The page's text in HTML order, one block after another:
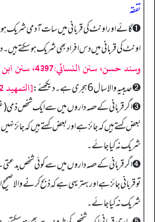
تفقه
➊ گائے اور اونٹ کی قربانی میں سات آدمی شریک
اونٹ کی قربانی میں دس افراد بھی شریک ہو سکتے ہیں۔
وسند حسن، سنن النسائي:4397، سنن ابن ماجه: 3131]
➋ حدیبیہ والا سال 6 ہجری ہے۔ دیکھئے: [التمهيد 147/12]
➌ اگر قربانی کے حصہ داروں میں سے ایک شخص ذمی
بعض کہتے ہیں کہ جائز ہے اور بعض کہتے ہیں کہ جائز
شریک نہ کیا جائے۔
➍ اگر قربانی کے حصہ داروں میں سے کوئی شخص
تو قربانی جائز ہے اور بہتر یہی ہے کہ ذبح کرنے والا صحیح
شریک نہ کیا جائے۔